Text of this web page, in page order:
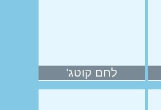
לחם קוטג'